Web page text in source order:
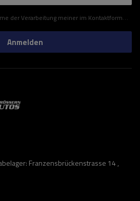
enthaltenen personenbezogenen Daten gemäß der Verordnung (EU) des Europäischen Parlaments und des Rates zu.
Anmelden
Franzensbrückenstrasse 14 ,